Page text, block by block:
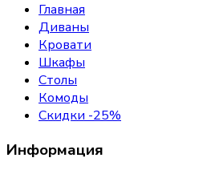
Главная
Диваны
Кровати
Шкафы
Столы
Комоды
Скидки -25%
Информация